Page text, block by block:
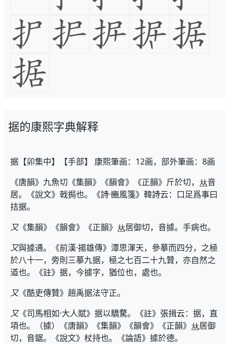
据的康熙字典解释
据【卯集中】【手部】 康熙筆画：12画，部外筆画：8画
《唐韻》九魚切《集韻》《韻會》《正韻》斤於切，
音
居。《說文》戟挶也。《詩·豳風箋》韓詩云：口足爲事曰
拮据。
又《集韻》《韻會》《正韻》
居御切，音據。手病也。
又與據通。《前漢·揚雄傳》潭思渾天，參摹而四分，之極
於八十一，旁則三摹九据，極之七百二十九贊，亦自然之
道也。《註》据，今據字，猶位也，處也。
又《酷吏傳贊》趙禹据法守正。
又《司馬相如·大人賦》据以驕騖。《註》張揖云：据，直
項也。（據）《唐韻》《集韻》《韻會》《正韻》
居御
切，音鋸。《說文》杖持也。《論語》據於德。